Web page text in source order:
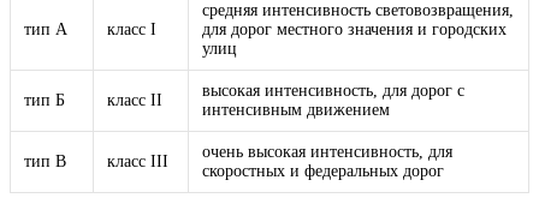
тип А класс I
средняя интенсивность световозвращения,
для дорог местного значения и городских
улиц
тип Б класс II
высокая интенсивность, для дорог с
интенсивным движением
тип В класс III
очень высокая интенсивность, для
скоростных и федеральных дорог